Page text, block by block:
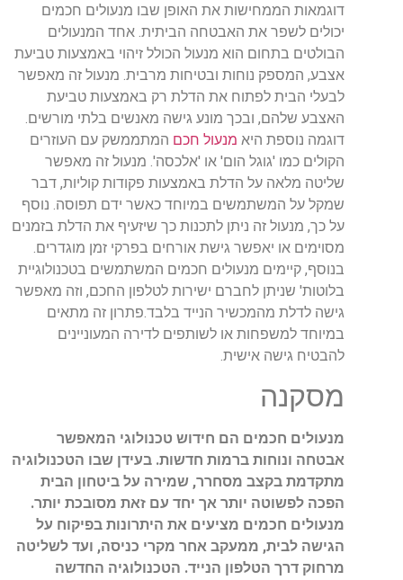
דוגמאות הממחישות את האופן שבו מנעולים חכמים
יכולים לשפר את האבטחה הביתית. אחד המנעולים
הבולטים בתחום הוא מנעול הכולל זיהוי באמצעות טביעת
אצבע, המספק נוחות ובטיחות מרבית. מנעול זה מאפשר
לבעלי הבית לפתוח את הדלת רק באמצעות טביעת
האצבע שלהם, ובכך מונע גישה מאנשים בלתי מורשים.
דוגמה נוספת היא מנעול חכם המתממשק עם העוזרים
הקולים כמו 'גוגל הום' או 'אלכסה'. מנעול זה מאפשר
שליטה מלאה על הדלת באמצעות פקודות קוליות, דבר
שמקל על המשתמשים במיוחד כאשר ידם תפוסה. נוסף
על כך, מנעול זה ניתן לתכנות כך שיזעיף את הדלת בזמנים
מסוימים או יאפשר גישת אורחים בפרקי זמן מוגדרים.
בנוסף, קיימים מנעולים חכמים המשתמשים בטכנולוגיית
בלוטות' שניתן לחברם ישירות לטלפון החכם, וזה מאפשר
גישה לדלת מהמכשיר הנייד בלבד.פתרון זה מתאים
במיוחד למשפחות או לשותפים לדירה המעוניינים
להבטיח גישה אישית.
מסקנה
מנעולים חכמים הם חידוש טכנולוגי המאפשר
אבטחה ונוחות ברמות חדשות. בעידן שבו הטכנולוגיה
מתקדמת בקצב מסחרר, שמירה על ביטחון הבית
הפכה לפשוטה יותר אך יחד עם זאת מסובכת יותר.
מנעולים חכמים מציעים את היתרונות בפיקוח על
הגישה לבית, ממעקב אחר מקרי כניסה, ועד לשליטה
מרחוק דרך הטלפון הנייד. הטכנולוגיה החדשה